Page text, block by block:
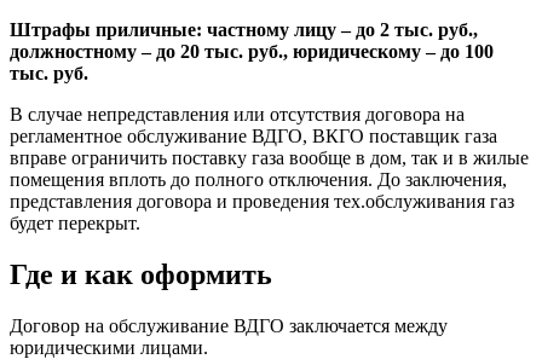
Штрафы приличные: частному лицу – до 2 тыс. руб.,
должностному – до 20 тыс. руб., юридическому – до 100
тыс. руб.
В случае непредставления или отсутствия договора на
регламентное обслуживание ВДГО, ВКГО поставщик газа
вправе ограничить поставку газа вообще в дом, так и в жилые
помещения вплоть до полного отключения. До заключения,
представления договора и проведения тех.обслуживания газ
будет перекрыт.
Где и как оформить
Договор на обслуживание ВДГО заключается между
юридическими лицами.